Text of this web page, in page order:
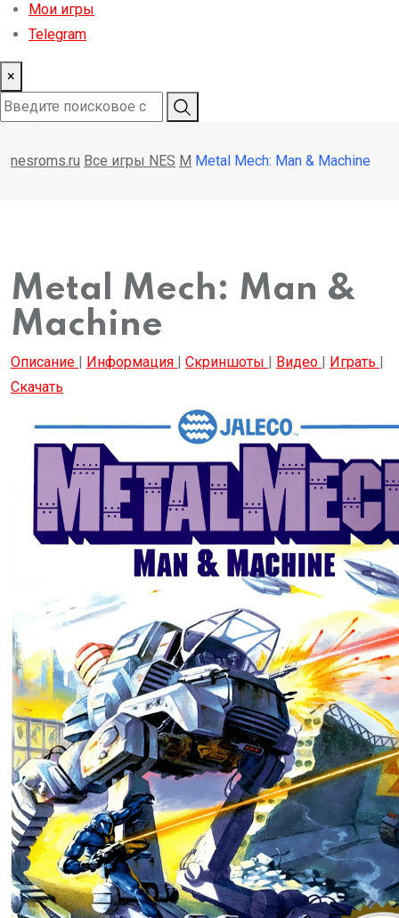
Мои игры
Telegram
×
nesroms.ru Все игры NES M Metal Mech: Man & Machine
Metal Mech: Man &
Machine
Описание | Информация | Скриншоты | Видео | Играть |
Скачать